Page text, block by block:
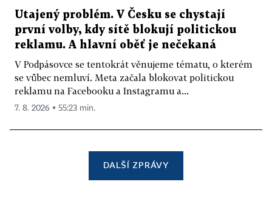
Utajený problém. V Česku se chystají
první volby, kdy sítě blokují politickou
reklamu. A hlavní oběť je nečekaná
V Podpásovce se tentokrát věnujeme tématu, o kterém
se vůbec nemluví. Meta začala blokovat politickou
reklamu na Facebooku a Instagramu a...
7. 8. 2026 ▪ 55:23 min.
DALŠÍ ZPRÁVY